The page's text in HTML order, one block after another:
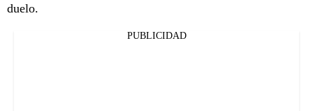
duelo.
PUBLICIDAD